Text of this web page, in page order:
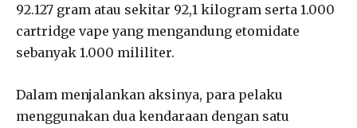
92.127 gram atau sekitar 92,1 kilogram serta 1.000
cartridge vape yang mengandung etomidate
sebanyak 1.000 mililiter.
Dalam menjalankan aksinya, para pelaku
menggunakan dua kendaraan dengan satu